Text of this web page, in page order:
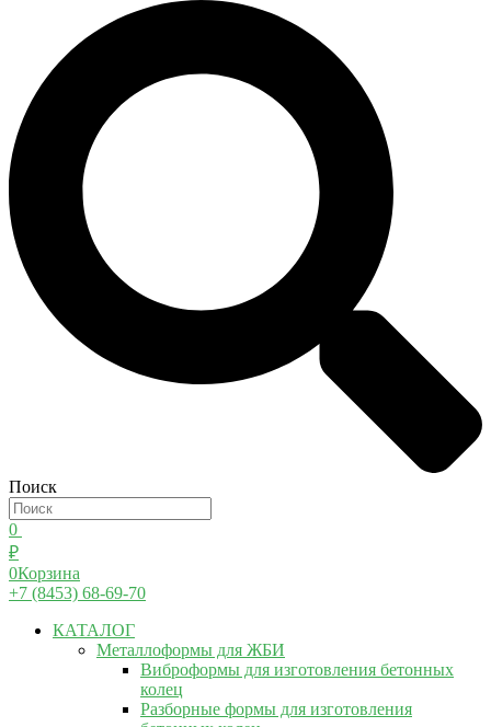
Поиск
0
₽
0Корзина
+7 (8453) 68-69-70
КАТАЛОГ
Металлоформы для ЖБИ
Виброформы для изготовления бетонных
колец
Разборные формы для изготовления